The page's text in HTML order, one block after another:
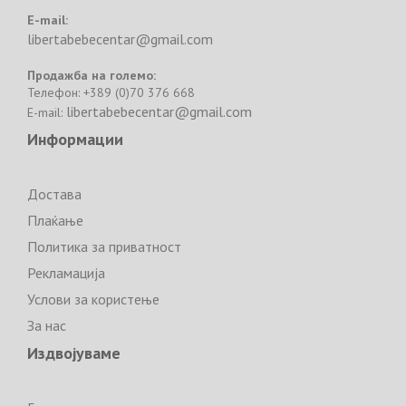
E-mail:
libertabebecentar@gmail.com
Продажба на големо:
Телефон: +389 (0)70 376 668
E-mail: libertabebecentar@gmail.com
Информации
Достава
Плаќање
Политика за приватност
Рекламација
Услови за користење
За нас
Издвојуваме